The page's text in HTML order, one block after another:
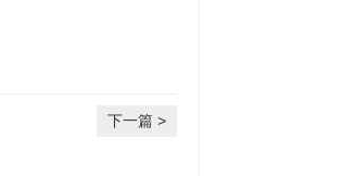
下一篇 >